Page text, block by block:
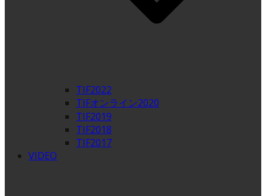
TIF2022
TIFオンライン2020
TIF2019
TIF2018
TIF2017
VIDEO